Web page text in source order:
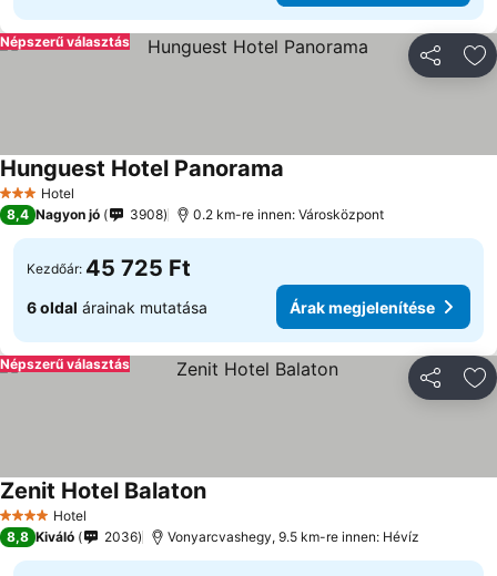
Népszerű választás
3 Kategória
Hotel
Hunguest Hotel Panorama
8,4 Nagyon jó 3908 0.2 km-re innen: Városközpont
Kezdőár: 45 725 Ft
6 oldal árainak mutatása Árak megjelenítése
Népszerű választás
4 KategóriaHotel
Zenit Hotel BalatonÁrak megjelenítése
8,8 Kiváló 2036 Vonyarcvashegy, 9.5 km-re innen: Hévíz